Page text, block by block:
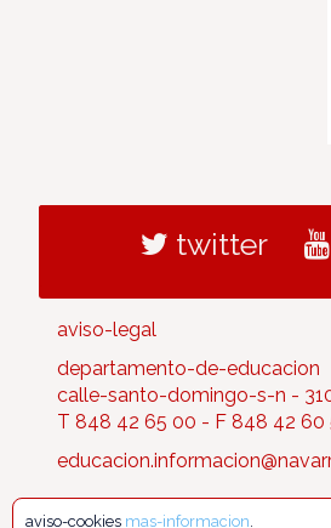
twitter
aviso-legal
departamento-de-educacion
calle-santo-domingo-s-n -
T 848 42 65 00 - F 848 42 60
aviso-cookies mas-informacion.